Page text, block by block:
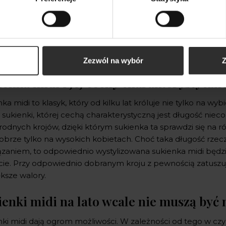
Zezwól na wybór
midi i jej cechy
midi to klasyk, który od kilku lat króluje nie tylko na
sukienki, której cechą charakterystyczną jest długość
krojów, dzięki którym sukienka ta sprawdzi się na
tylko na wysokich kobietach. Choć taka długość
to odpowiednio wystylizowana sukienka midi
Przy odpowiednio dobranym kroju z pewnością
walory.
midi na lato wcale nie muszą być
midi dają ogrom możliwości. W zależności od tego w